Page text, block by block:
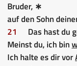
Bruder, ∗
auf den Sohn
21
Das hast du
Meinst du, ich bin
Ich halte es dir vor